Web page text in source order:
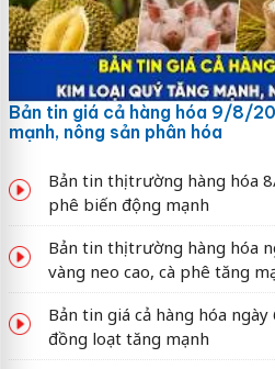
Bản tin giá cả hàng hóa 9/8/
mạnh, nông sản phân hóa
Bản tin thị trường hàng hóa
phê biến động mạnh
Bản tin thị trường hàng hóa
vàng neo cao, cà phê tăng
Bản tin giá cả hàng hóa
đồng loạt tăng mạnh